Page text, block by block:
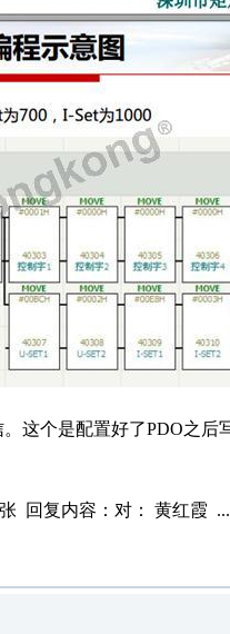
。这个是配置好了PDO之
回复内容：对： 黄红霞